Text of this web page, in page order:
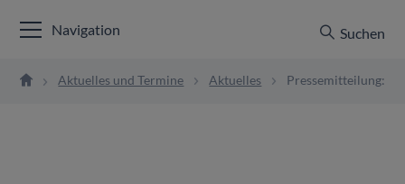
Navigation Suchen
Aktuelles und Termine Aktuelles Pressemitteilung: